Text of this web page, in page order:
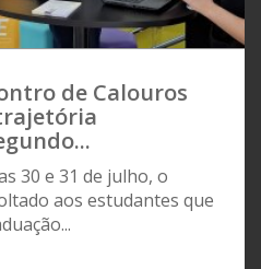
de Calouros
30 e 31 de julho, o
aos estudantes que